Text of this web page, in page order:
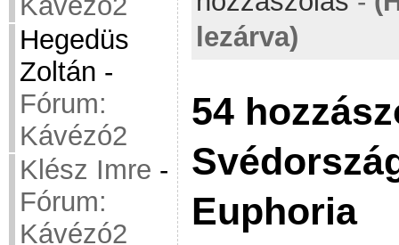
Hegedüs
Zoltán -
Fórum:
Kávézó2
Klész Imre -
Fórum:
Kávézó2
lezárva)
54
Euphoria